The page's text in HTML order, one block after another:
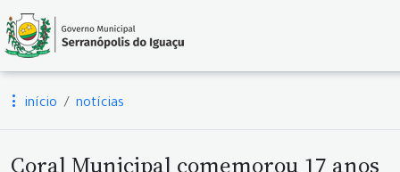
início notícias
Coral Municipal comemorou 17 anos